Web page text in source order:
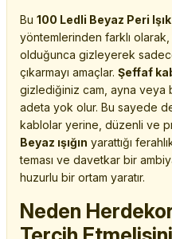
Bu 100 Ledli Beyaz Peri
yöntemlerinden farklı olarak,
olduğunca gizleyerek
çıkarmayı amaçlar. Şeffaf
gizlediğiniz cam, ayna
adeta yok olur. Bu sayede
kablolar yerine, düzenli ve
Beyaz ışığın yarattığı
teması ve davetkar bir
huzurlu bir ortam yaratır.
Neden